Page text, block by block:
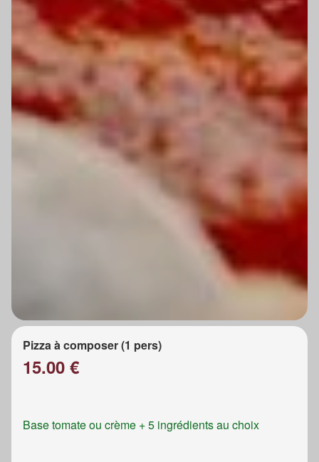
Pizza à composer (1 pers)
15.00 €
Base tomate ou crème + 5 ingrédients au choix